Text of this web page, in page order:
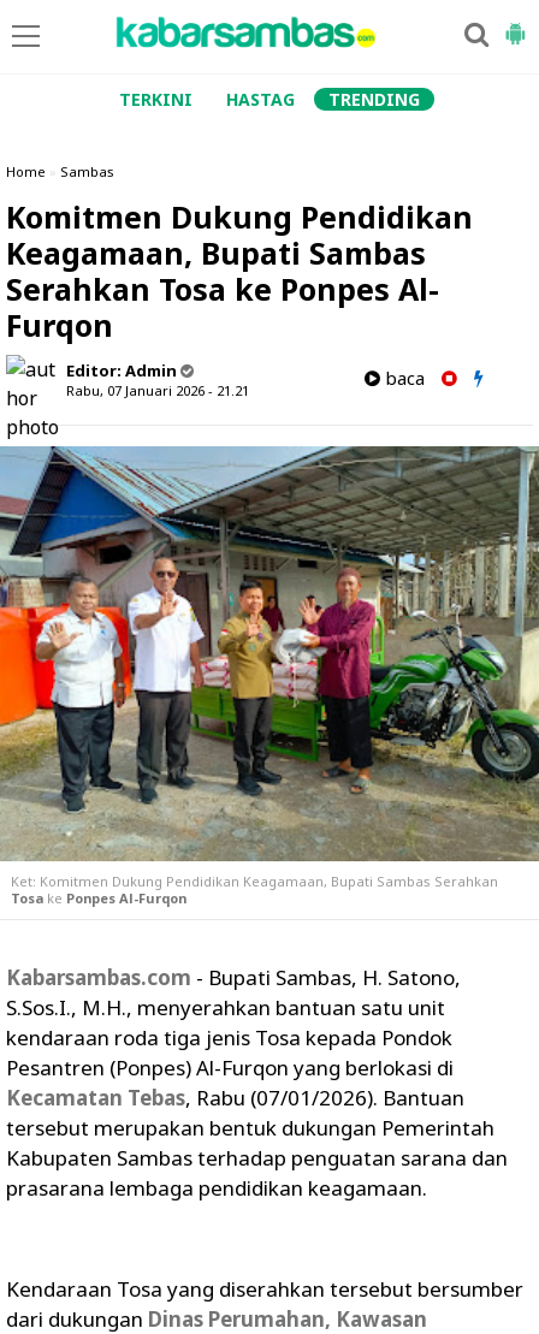
TERKINI HASTAG TRENDING
Home » Sambas
Komitmen Dukung Pendidikan
Keagamaan, Bupati Sambas
Serahkan Tosa ke Ponpes Al-
Furqon
Editor: Admin
Rabu, 07 Januari 2026 - 21.21
baca
Ket: Komitmen Dukung Pendidikan Keagamaan, Bupati Sambas Serahkan
Tosa ke Ponpes Al-Furqon
Kabarsambas.com - Bupati Sambas, H. Satono,
S.Sos.I., M.H., menyerahkan bantuan satu unit
kendaraan roda tiga jenis Tosa kepada Pondok
Pesantren (Ponpes) Al-Furqon yang berlokasi di
Kecamatan Tebas, Rabu (07/01/2026). Bantuan
tersebut merupakan bentuk dukungan Pemerintah
Kabupaten Sambas terhadap penguatan sarana dan
prasarana lembaga pendidikan keagamaan.
Kendaraan Tosa yang diserahkan tersebut bersumber
dari dukungan Dinas Perumahan, Kawasan